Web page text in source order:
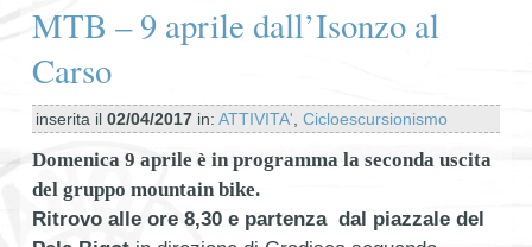
MTB – 9 aprile dall’Isonzo al
Carso
inserita il 02/04/2017 in: ATTIVITA' Cicloescursionismo
Domenica 9 aprile è in programma la seconda uscita
del gruppo mountain bike.
Ritrovo alle ore 8,30 e partenza dal piazzale del